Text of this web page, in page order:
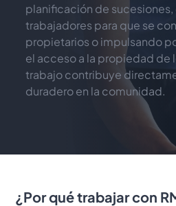
planificación de
trabajadores para que se
propietarios o impulsando
el acceso a la propiedad de
trabajo contribuye
duradero en la comunidad.
¿Por qué trabajar con